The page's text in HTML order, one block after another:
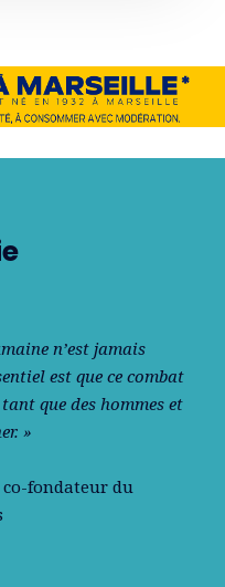
n’est jamais
est que ce combat
que des hommes et
»
co-fondateur du